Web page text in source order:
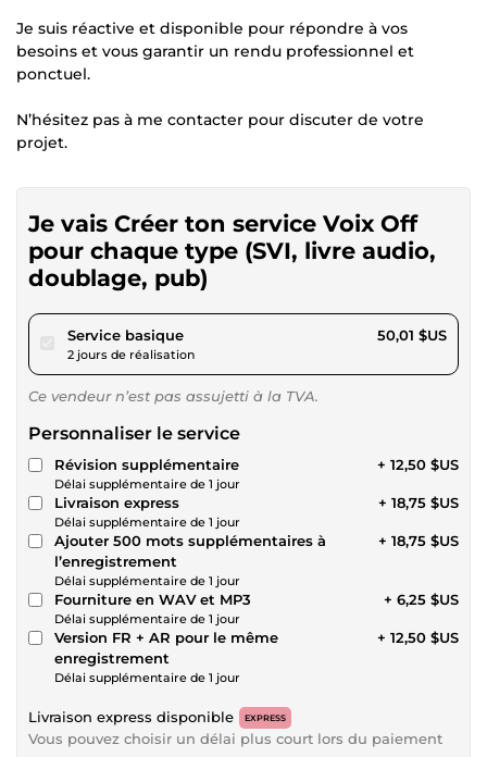
Je suis réactive et disponible pour répondre à vos
besoins et vous garantir un rendu professionnel et
ponctuel.
N’hésitez pas à me contacter pour discuter de votre
projet.
Je vais Créer ton service Voix Off
pour chaque type (SVI, livre audio,
doublage, pub)
Service basiquepour 46,09 $US
2 jours de réalisation
50,01 $US
Ce vendeur n’est pas assujetti à la TVA.
Personnaliser le service
Révision supplémentaire
Délai supplémentaire de 1 jour
+ 12,50 $US
Livraison express
Délai supplémentaire de 1 jour
+ 18,75 $US
Ajouter 500 mots supplémentaires à
l’enregistrement
Délai supplémentaire de 1 jour
+ 18,75 $US
Fourniture en WAV et MP3
Délai supplémentaire de 1 jour
+ 6,25 $US
Version FR + AR pour le même
enregistrement
Délai supplémentaire de 1 jour
+ 12,50 $US
Livraison express disponible EXPRESS
Vous pouvez choisir un délai plus court lors du paiement